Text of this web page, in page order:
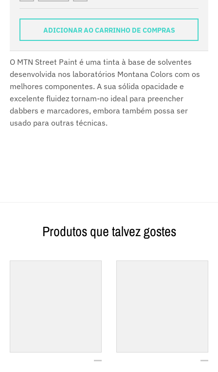
ADICIONAR AO CARRINHO DE COMPRAS
O MTN Street Paint é uma tinta à base de solventes
desenvolvida nos laboratórios Montana Colors com os
melhores componentes. A sua sólida opacidade e
excelente fluidez tornam-no ideal para preencher
dabbers e marcadores, embora também possa ser
usado para outras técnicas.
Produtos que talvez gostes